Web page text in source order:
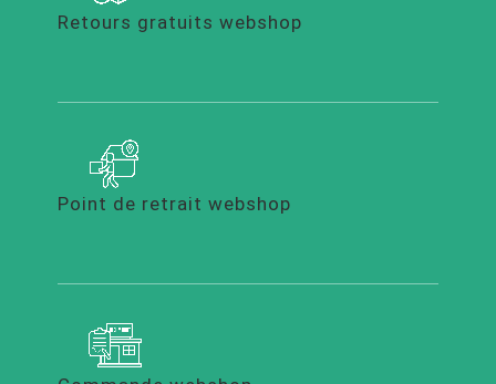
Retours gratuits webshop
Point de retrait webshop